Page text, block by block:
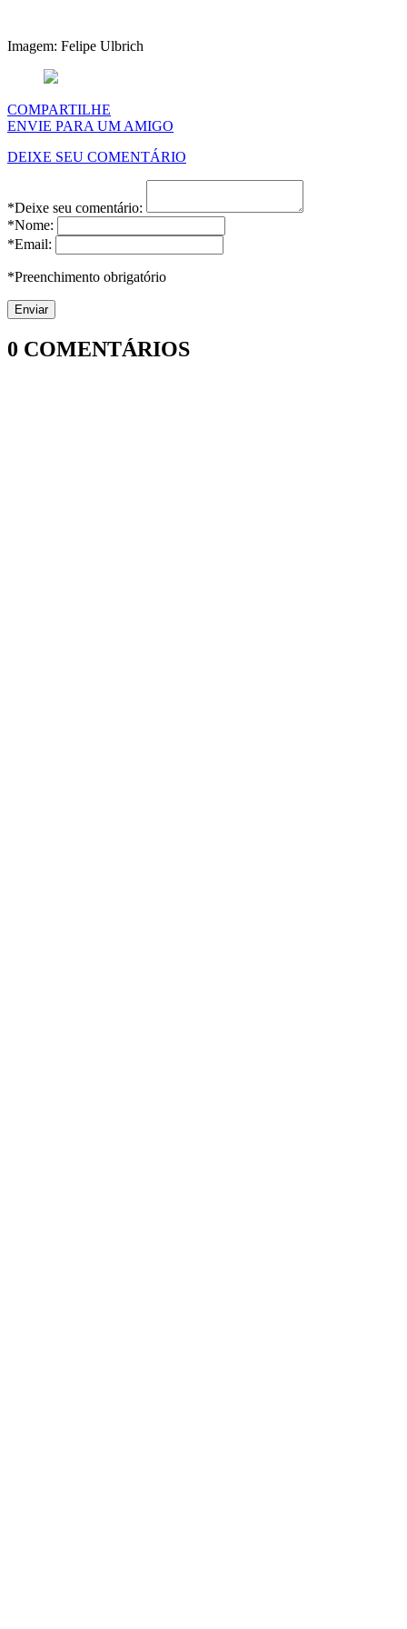
Imagem: Felipe Ulbrich
COMPARTILHE
ENVIE PARA UM AMIGO
DEIXE SEU COMENTÁRIO
*Deixe seu comentário:
*Nome:
*Email:
*Preenchimento obrigatório
0 COMENTÁRIOS